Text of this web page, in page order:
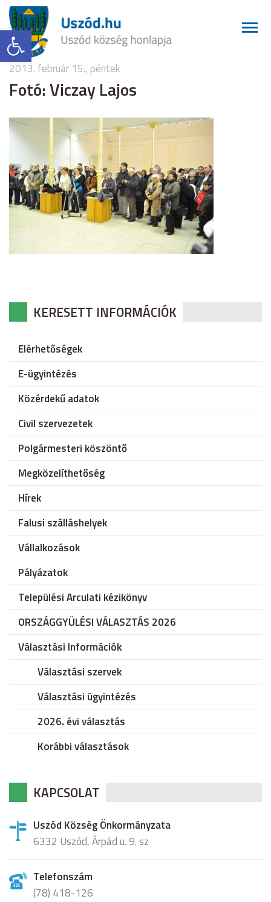
Eszköztár megnyitása
2013. február 15., péntek
Fotó: Viczay Lajos
KERESETT INFORMÁCIÓK
Elérhetőségek
E-ügyintézés
Közérdekű adatok
Civil szervezetek
Polgármesteri köszöntő
Megközelíthetőség
Hírek
Falusi szálláshelyek
Vállalkozások
Pályázatok
Települési Arculati kézikönyv
ORSZÁGGYÜLÉSI VÁLASZTÁS 2026
Választási Információk
Választási szervek
Választási ügyintézés
2026. évi választás
Korábbi választások
KAPCSOLAT
Uszód Község Önkormányzata
6332 Uszód, Árpád u. 9. sz
Telefonszám
(78) 418-126